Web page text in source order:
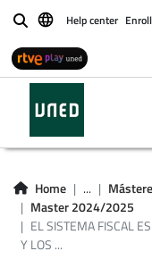
BuscarHelp center Enroll
Home ...
Master 2024/2025
EL SISTEMA FISCAL
Y LOS ...
EL